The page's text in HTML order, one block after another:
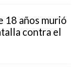
18 años murió
contra el